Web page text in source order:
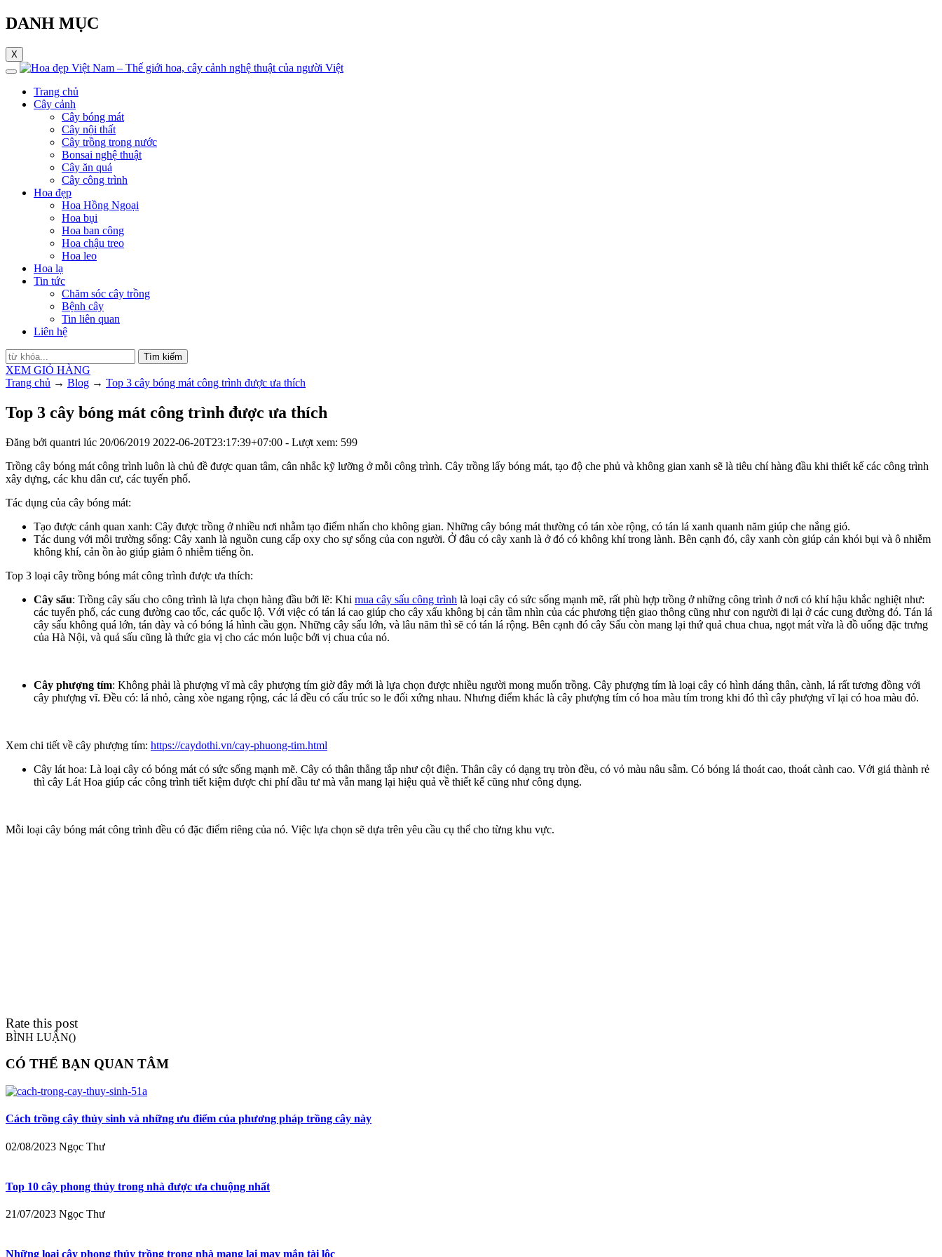
DANH MỤC
X
Trang chủ
Cây cảnh
Cây bóng mát
Cây nội thất
Cây trồng trong nước
Bonsai nghệ thuật
Cây ăn quả
Cây công trình
Hoa đẹp
Hoa Hồng Ngoại
Hoa bụi
Hoa ban công
Hoa chậu treo
Hoa leo
Hoa lạ
Tin tức
Chăm sóc cây trồng
Bệnh cây
Tin liên quan
Liên hệ
Tìm kiếm
XEM GIỎ HÀNG
Trang chủ → Blog → Top 3 cây bóng mát công trình được ưa thích
Top 3 cây bóng mát công trình được ưa thích
Đăng bởi quantri lúc 20/06/2019 2022-06-20T23:17:39+07:00 - Lượt xem: 599
Trồng cây bóng mát công trình luôn là chủ đề được quan tâm, cân nhắc kỹ lưỡng ở mỗi công trình. Cây trồng lấy bóng mát, tạo độ che phủ và không gian xanh sẽ là tiêu chí hàng đầu khi thiết kế các công trình
xây dựng, các khu dân cư, các tuyến phố.
Tác dụng của cây bóng mát:
Tạo được cảnh quan xanh: Cây được trồng ở nhiều nơi nhằm tạo điểm nhấn cho không gian. Những cây bóng mát thường có tán xòe rộng, có tán lá xanh quanh năm giúp che nắng gió.
Tác dung với môi trường sống: Cây xanh là nguồn cung cấp oxy cho sự sống của con người. Ở đâu có cây xanh là ở đó có không khí trong lành. Bên cạnh đó, cây xanh còn giúp cản khói bụi và ô nhiễm
không khí, cản ồn ào giúp giảm ô nhiễm tiếng ồn.
Top 3 loại cây trồng bóng mát công trình được ưa thích:
Cây sấu: Trồng cây sấu cho công trình là lựa chọn hàng đầu bởi lẽ: Khi mua cây sấu công trình là loại cây có sức sống mạnh mẽ, rất phù hợp trồng ở những công trình ở nơi có khí hậu khắc nghiệt như:
các tuyến phố, các cung đường cao tốc, các quốc lộ. Với việc có tán lá cao giúp cho cây xấu không bị cản tầm nhìn của các phương tiện giao thông cũng như con người đi lại ở các cung đường đó. Tán lá
cây sấu không quá lớn, tán dày và có bóng lá hình cầu gọn. Những cây sấu lớn, và lâu năm thì sẽ có tán lá rộng. Bên cạnh đó cây Sấu còn mang lại thứ quả chua chua, ngọt mát vừa là đồ uống đặc trưng
của Hà Nội, và quả sấu cũng là thức gia vị cho các món luộc bởi vị chua của nó.
Cây phượng tím: Không phải là phượng vĩ mà cây phượng tím giờ đây mới là lựa chọn được nhiều người mong muốn trồng. Cây phượng tím là loại cây có hình dáng thân, cành, lá rất tương đồng với
cây phượng vĩ. Đều có: lá nhỏ, càng xòe ngang rộng, các lá đều có cấu trúc so le đối xứng nhau. Nhưng điểm khác là cây phượng tím có hoa màu tím trong khi đó thì cây phượng vĩ lại có hoa màu đỏ.
Xem chi tiết về cây phượng tím: https://caydothi.vn/cay-phuong-tim.html
Cây lát hoa: Là loại cây có bóng mát có sức sống mạnh mẽ. Cây có thân thẳng tắp như cột điện. Thân cây có dạng trụ tròn đều, có vỏ màu nâu sẫm. Có bóng lá thoát cao, thoát cành cao. Với giá thành rẻ
thì cây Lát Hoa giúp các công trình tiết kiệm được chi phí đầu tư mà vẫn mang lại hiệu quả về thiết kế cũng như công dụng.
Mỗi loại cây bóng mát công trình đều có đặc điểm riêng của nó. Việc lựa chọn sẽ dựa trên yêu cầu cụ thể cho từng khu vực.
Rate this post
BÌNH LUẬN()
CÓ THỂ BẠN QUAN TÂM
Cách trồng cây thủy sinh và những ưu điểm của phương pháp trồng cây này
02/08/2023 Ngọc Thư
Top 10 cây phong thủy trong nhà được ưa chuộng nhất
21/07/2023 Ngọc Thư
Những loại cây phong thủy trồng trong nhà mang lại may mắn tài lộc